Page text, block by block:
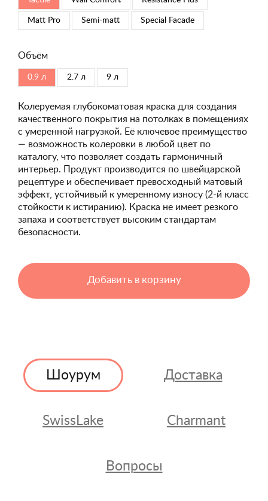
Matt Pro Semi-matt Special Faсade
Объём
0.9 л 2.7 л 9 л
Колеруемая глубокоматовая краска для создания
качественного покрытия на потолках в помещениях
с умеренной нагрузкой. Её ключевое преимущество
— возможность колеровки в любой цвет по
каталогу, что позволяет создать гармоничный
интерьер. Продукт производится по швейцарской
рецептуре и обеспечивает превосходный матовый
эффект, устойчивый к умеренному износу (2-й класс
стойкости к истиранию). Краска не имеет резкого
запаха и соответствует высоким стандартам
безопасности.
Добавить в корзину
Шоурум Доставка
SwissLake Charmant
Вопросы